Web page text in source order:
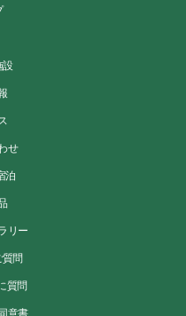
設
せ
泊
リー
質問
質問
意書